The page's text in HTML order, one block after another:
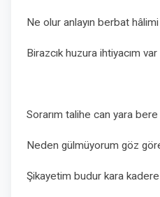
Ne olur anlayın berbat hâlimi
Birazcık huzura ihtiyacım var
Sorarım talihe can yara bere
Neden gülmüyorum göz
Şikayetim budur kara kadere